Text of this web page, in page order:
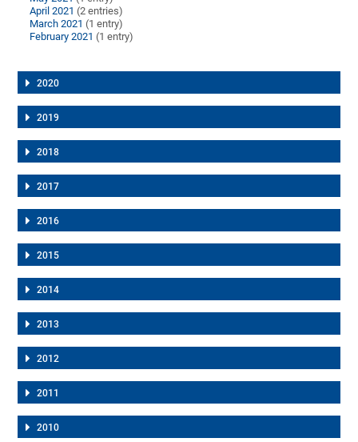
April 2021 (2 entries)
March 2021 (1 entry)
February 2021 (1 entry)
2020
2019
2018
2017
2016
2015
2014
2013
2012
2011
2010